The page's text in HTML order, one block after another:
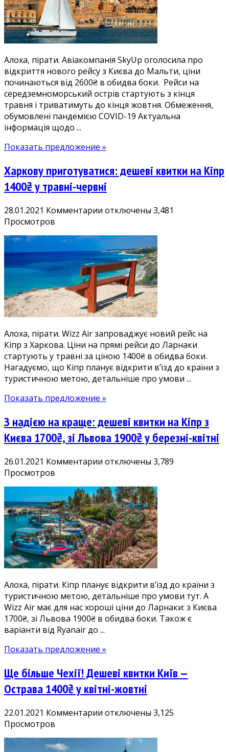
на
Мальту
з
Києва
літо-
осінь
Алоха, пірати. Авіакомпанія SkyUp оголосила про
відкриття нового рейсу з Києва до Мальти, ціни
починаються від 2600₴ в обидва боки. Рейси на
середземноморський острів стартують з кінця
травня і триватимуть до кінця жовтня. Обмеження,
обумовлені пандемією COVID-19 Актуальна
інформація щодо ...
Показать предложение »
Харкову приготуватися: дешеві квитки на Кіпр
1400₴ у травні-червні
28.01.2021 Комментарии к
приготуватися:
дешеві
квитки
на
Кіпр
1400₴
у
червні
отключены 3,481
Просмотров
Алоха, пірати. Wizz Air запроваджує новий рейс на
Кіпр з Харкова. Ціни на прямі рейси до Ларнаки
стартують у травні за ціною 1400₴ в обидва боки.
Нагадуємо, що Кіпр планує відкрити в’їзд до країни з
туристичною метою, детальніше про умови ...
Показать предложение »
З надією на краще: дешеві квитки на Кіпр з
Києва 1700₴, зі Львова 1900₴ у березні-квітні
26.01.2021 Комментарии к
надією
на
краще:
дешеві
квитки
на
Кіпр
Києва
1700₴,
зі
Львова
1900₴
березні-
отключены 3,789
Просмотров
Алоха, пірати. Кіпр планує відкрити в’їзд до країни з
туристичною метою, детальніше про умови тут. А
Wizz Air має для нас хороші ціни до Ларнаки: з Києва
1700₴, зі Львова 1900₴ в обидва боки. Також є
варіанти від Ryanair до ...
Показать предложение »
Ще більше Чехії! Дешеві квитки Київ —
Острава 1400₴ у квітні-жовтні
22.01.2021 Комментарии к
більше
отключены 3,125
Просмотров